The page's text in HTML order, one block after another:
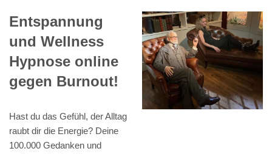
Entspannung
und Wellness
Hypnose online
gegen Burnout!
Hast du das Gefühl, der Alltag
raubt dir die Energie? Deine
100.000 Gedanken und